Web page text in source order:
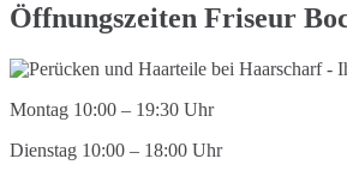
Öffnungszeiten Friseur
Montag 10:00 – 19:30 Uhr
Dienstag 10:00 – 18:00 Uhr